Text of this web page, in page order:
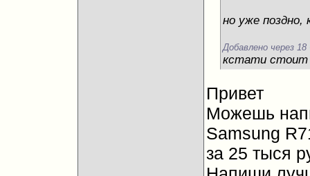
но уже
Добавлено через
кстати стоит
Привет
Можешь
Samsung
за 25 тыся